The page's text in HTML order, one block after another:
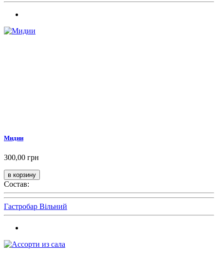
Мидии
300,00 грн
Состав:
Гастробар Вільний